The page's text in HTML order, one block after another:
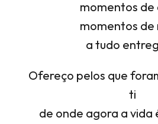
momentos de
momentos de
a tudo
Ofereço pelos que
ti
de onde agora a vida